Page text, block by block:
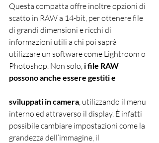
Questa compatta offre inoltre opzioni di
scatto in RAW a 14-bit, per ottenere file
di grandi dimensioni e ricchi di
informazioni utili a chi poi saprà
utilizzare un software come Lightroom o
Photoshop. Non solo, i file RAW
possono anche essere gestiti e
sviluppati in camera , utilizzando il menu
interno ed attraverso il display. È infatti
possibile cambiare impostazioni come la
grandezza dell’immagine, il